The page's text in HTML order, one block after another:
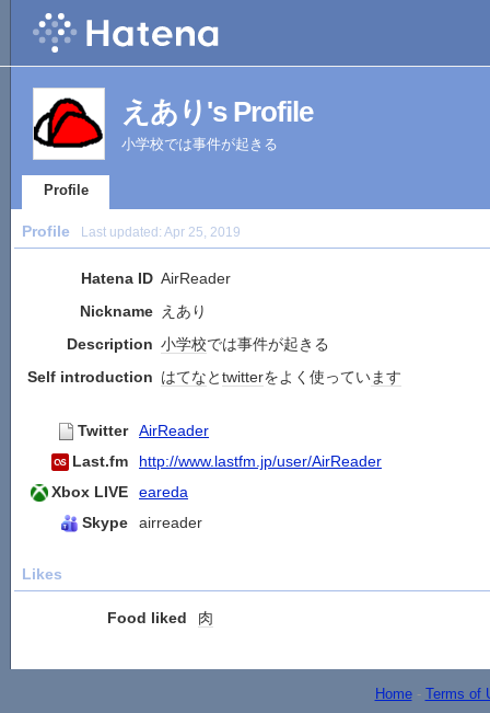
えあり's Profile
小学校では事件が起きる
Profile
Profile Last updated: Apr 25, 2019
Hatena ID AirReader
Nickname えあり
Description 小学校では事件が起きる
Self introduction はてなとtwitterをよく使っています
Twitter
AirReader
Last.fm
http://www.lastfm.jp/user/AirReader
Xbox LIVE
eareda
Skype
airreader
Likes
Food liked 肉
Home- Terms of